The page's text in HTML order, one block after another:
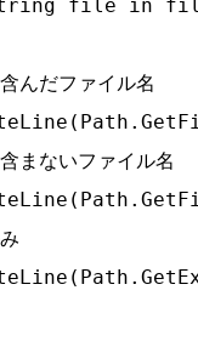
file in
んだファイル名
ないファイル名